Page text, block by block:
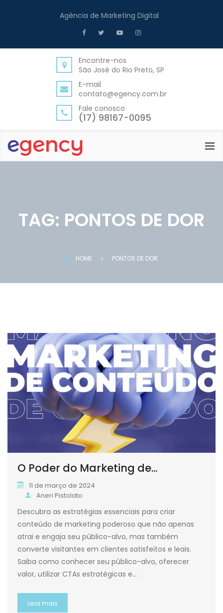
Agência de Marketing Digital
Encontre-nos
São José do Rio Preto, SP
E-mail
contato@egency.com.br
Fale conosco
(17) 98167-0095
TAG: PONTOS DE DOR
HOME PONTOS DE DOR
O Poder do Marketing de...
11 de março de 2024
Aneri Pistolato
Descubra as estratégias essenciais para criar
conteúdo de marketing poderoso que não apenas
atrai e engaja seu público-alvo, mas também
converte visitantes em clientes satisfeitos e leais.
Saiba como conhecer seu público-alvo, oferecer
valor, utilizar CTAs estratégicas e…
Leia mais